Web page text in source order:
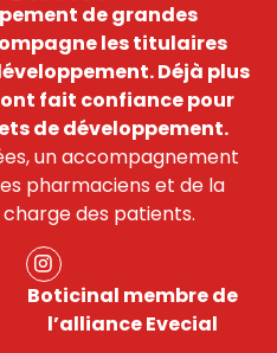
de grandes
les titulaires
Déjà plus
fait confiance pour
de développement.
un accompagnement
pharmaciens et de la
des patients.
Boticinal membre de
l’alliance Evecial